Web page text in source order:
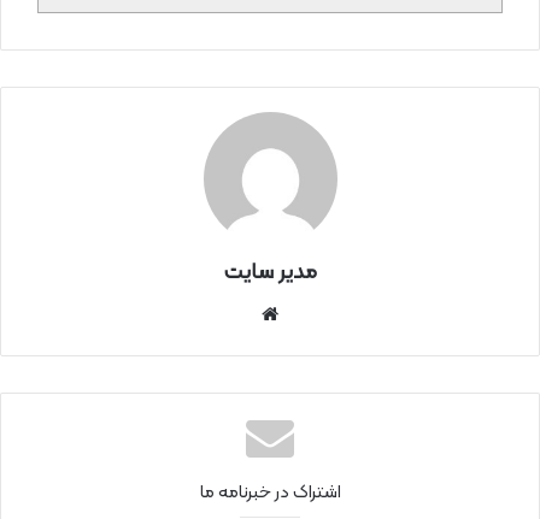
مدیر سایت
نتی
اشتراک در خبرنامه ما